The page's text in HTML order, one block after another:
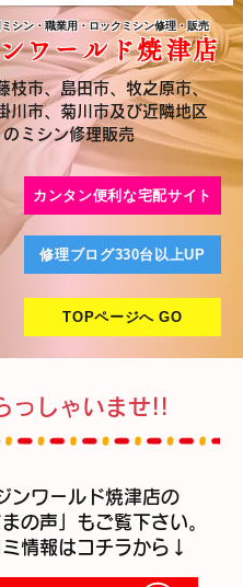
シン・職業用・ロックミシン修理・販売
ワールド焼津店
枝市、島田市、牧之原市、
川市、菊川市及び近隣地区
のミシン修理販売
カンタン便利な宅配サイト
修理ブログ330台以上UP
TOPページへ GO
っしゃいませ!!
ンワールド焼津店の
まの声」もご覧下さい。
情報はコチラから↓